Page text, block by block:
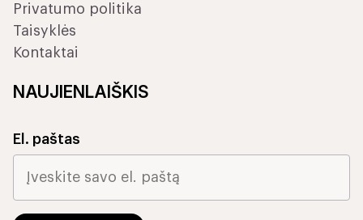
Privatumo politika
Taisyklės
Kontaktai
NAUJIENLAIŠKIS
El. paštas